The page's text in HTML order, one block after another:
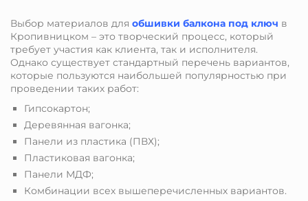
Выбор материалов для обшивки балкона под ключ в
Кропивницком – это творческий процесс, который
требует участия как клиента, так и исполнителя.
Однако существует стандартный перечень вариантов,
которые пользуются наибольшей популярностью при
проведении таких работ:
Гипсокартон;
Деревянная вагонка;
Панели из пластика (ПВХ);
Пластиковая вагонка;
Панели МДФ;
Комбинации всех вышеперечисленных вариантов.